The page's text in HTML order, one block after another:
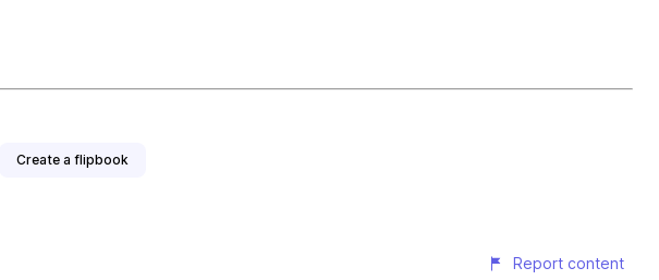
Create a flipbook
Report content